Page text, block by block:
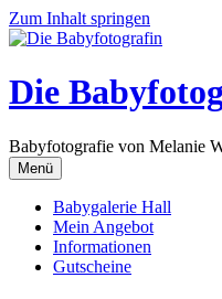
Zum Inhalt springen
Die
Babyfotografie von Melanie
Menü
Babygalerie Hall
Mein Angebot
Informationen
Gutscheine